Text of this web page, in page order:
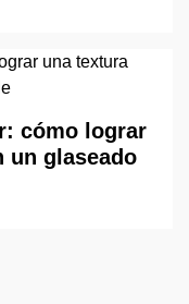
cómo lograr
un glaseado